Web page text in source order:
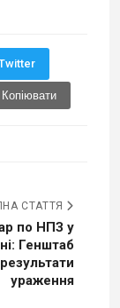
Копіювати
СТАТТЯ
по НПЗ у
Генштаб
ураження